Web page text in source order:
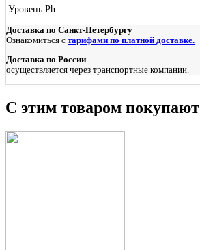
Уровень Ph
Доставка по Санкт-Петербургу
Ознакомиться с тарифами по платной доставке.
Доставка по России
осуществляется через транспортные компании.
С этим товаром покупают